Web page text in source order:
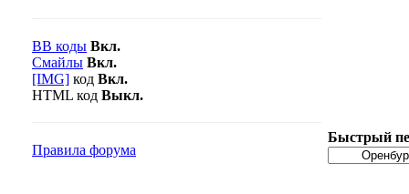
BB коды Вкл.
Смайлы Вкл.
[IMG] код Вкл.
HTML код Выкл.
Правила форума
Быстрый